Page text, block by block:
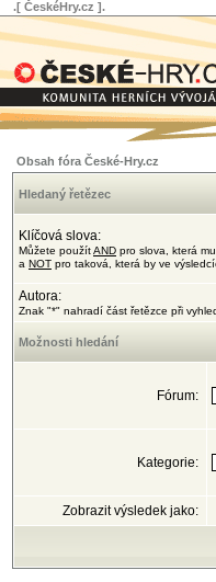
.[ ČeskéHry.cz ].
Obsah fóra České-Hry.cz
Hledaný řetězec
Klíčová slova:
Můžete použítAND pro slova, která
a NOT pro taková, která by ve
Autora:
Znak "*" nahradí část řetězce při
Možnosti hledání
Fórum:
Kategorie:
Zobrazit výsledek jako: